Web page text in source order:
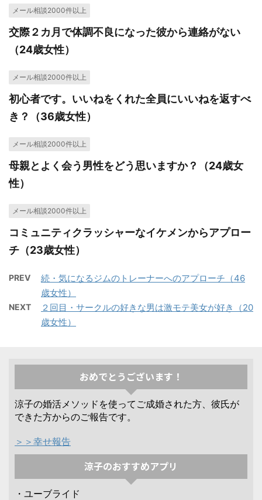
メール相談2000件以上
交際２カ月で体調不良になった彼から連絡がない
（24歳女性）
メール相談2000件以上
初心者です。いいねをくれた全員にいいねを返すべ
き？（36歳女性）
メール相談2000件以上
母親とよく会う男性をどう思いますか？（24歳女
性）
メール相談2000件以上
コミュニティクラッシャーなイケメンからアプロー
チ（23歳女性）
PREV
続・気になるジムのトレーナーへのアプローチ（46
歳女性）
NEXT
２回目・サークルの好きな男は激モテ美女が好き（20
歳女性）
おめでとうございます！
涼子の婚活メソッドを使ってご成婚された方、彼氏が
できた方からのご報告です。
＞＞幸せ報告
涼子のおすすめアプリ
・ユーブライド